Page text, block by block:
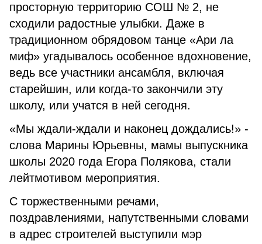
просторную территорию СОШ № 2, не
сходили радостные улыбки. Даже в
традиционном обрядовом танце «Ари ла
миф» угадывалось особенное вдохновение,
ведь все участники ансамбля, включая
старейшин, или когда-то закончили эту
школу, или учатся в ней сегодня.
«Мы ждали-ждали и наконец дождались!» -
слова Марины Юрьевны, мамы выпускника
школы 2020 года Егора Полякова, стали
лейтмотивом мероприятия.
С торжественными речами,
поздравлениями, напутственными словами
в адрес строителей выступили мэр